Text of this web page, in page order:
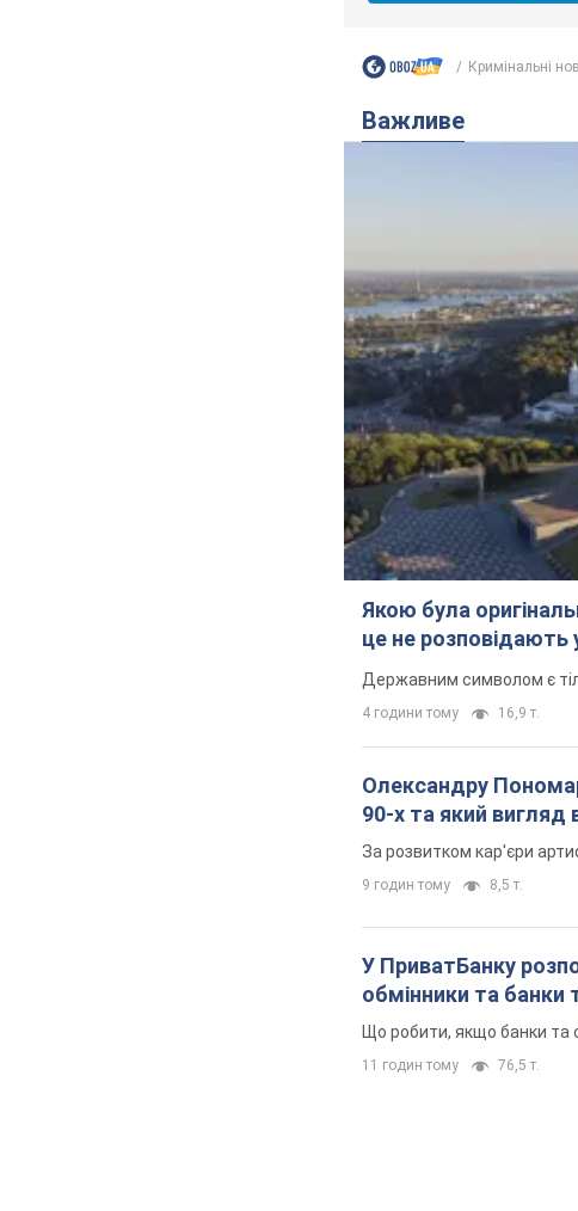
Кримінальні
Важливе
Якою була
це не розповідають
Державним символом є
4 години тому 16,9 т.
Олександру
90-х та який
За розвитком кар'єри
9 годин тому 8,5 т.
У ПриватБанку
обмінники та банки
Що робити, якщо банки та
11 годин тому 76,5 т.